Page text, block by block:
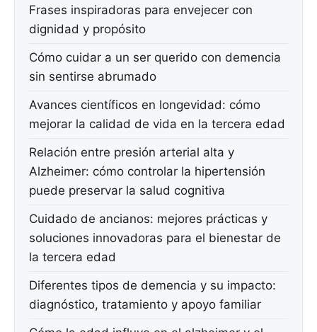
Frases inspiradoras para envejecer con
dignidad y propósito
Cómo cuidar a un ser querido con demencia
sin sentirse abrumado
Avances científicos en longevidad: cómo
mejorar la calidad de vida en la tercera edad
Relación entre presión arterial alta y
Alzheimer: cómo controlar la hipertensión
puede preservar la salud cognitiva
Cuidado de ancianos: mejores prácticas y
soluciones innovadoras para el bienestar de
la tercera edad
Diferentes tipos de demencia y su impacto:
diagnóstico, tratamiento y apoyo familiar